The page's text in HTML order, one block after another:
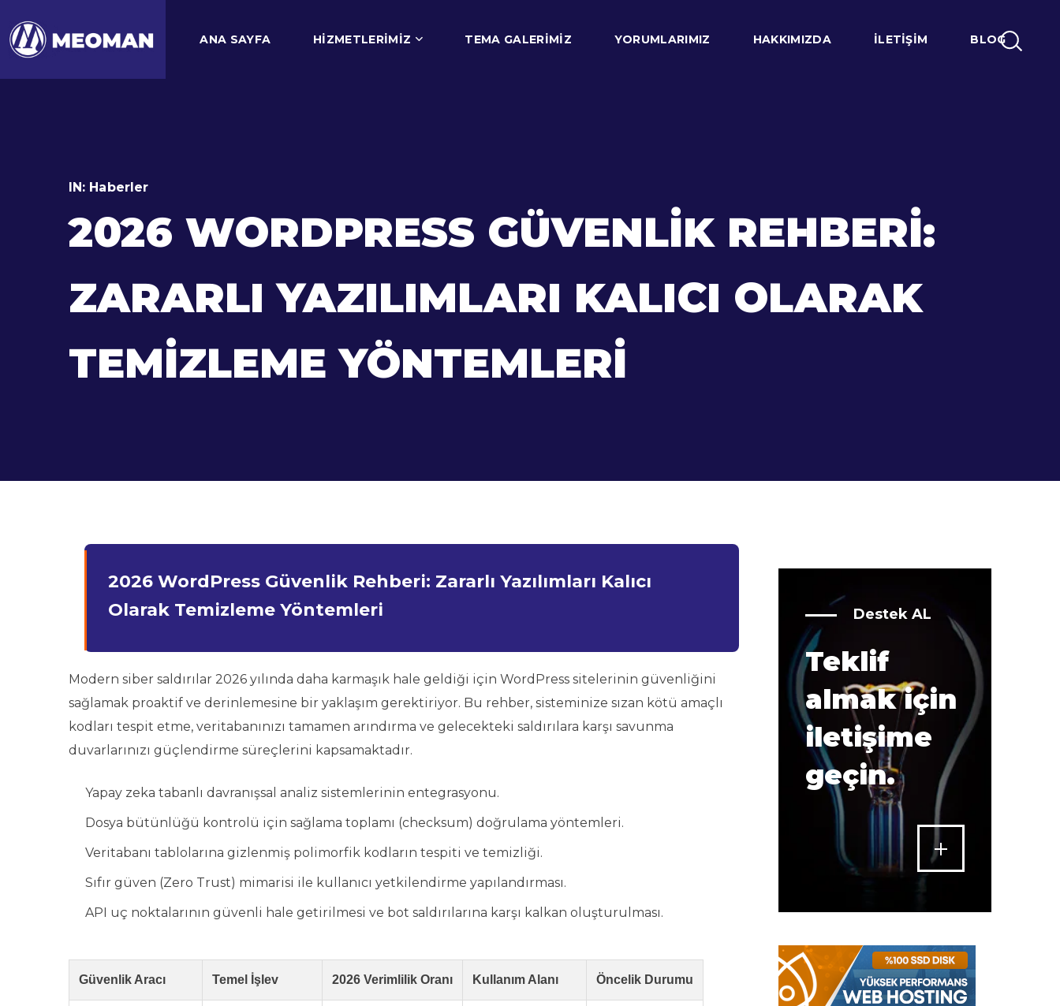
ANA SAYFA HIZMETLERIMIZ TEMA GALERIMIZ YORUMLARIMIZ HAKKIMIZDA İLETIŞIM BLOG
IN: Haberler
2026 WORDPRESS GÜVENLIK REHBERI:
ZARARLI YAZILIMLARI KALICI OLARAK
TEMIZLEME YÖNTEMLERI
2026 WordPress Güvenlik Rehberi: Zararlı Yazılımları Kalıcı
Olarak Temizleme Yöntemleri
Modern siber saldırılar 2026 yılında daha karmaşık hale geldiği için WordPress sitelerinin güvenliğini
sağlamak proaktif ve derinlemesine bir yaklaşım gerektiriyor. Bu rehber, sisteminize sızan kötü amaçlı
kodları tespit etme, veritabanınızı tamamen arındırma ve gelecekteki saldırılara karşı savunma
duvarlarınızı güçlendirme süreçlerini kapsamaktadır.
Yapay zeka tabanlı davranışsal analiz sistemlerinin entegrasyonu.
Dosya bütünlüğü kontrolü için sağlama toplamı (checksum) doğrulama yöntemleri.
Veritabanı tablolarına gizlenmiş polimorfik kodların tespiti ve temizliği.
Sıfır güven (Zero Trust) mimarisi ile kullanıcı yetkilendirme yapılandırması.
API uç noktalarının güvenli hale getirilmesi ve bot saldırılarına karşı kalkan oluşturulması.
Güvenlik Aracı Temel İşlev 2026 Verimlilik Oranı Kullanım Alanı Öncelik Durumu
Destek AL
Teklif
almak için
iletişime
geçin.